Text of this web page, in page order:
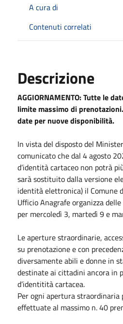
A cura di
Contenuti correlati
Descrizione
AGGIORNAMENTO: Tutte le
limite massimo di
date per nuove disponibilità.
In vista del disposto del
comunicato che dal 4 agosto
d’identità cartaceo non potrà
sarà sostituito dalla versione
identità elettronica) il Comune
Ufficio Anagrafe organizza
per mercoledì 3, martedì 9 e
Le aperture straordinarie,
su prenotazione e con
diversamente abili e donne in
destinate ai cittadini ancora in
d’identitità cartacea.
Per ogni apertura straordinaria
effettuate al massimo n. 40